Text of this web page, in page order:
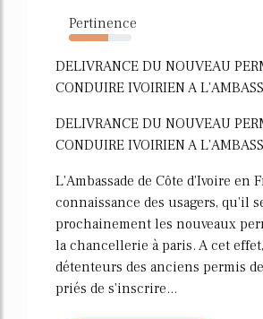
Pertinence
63%
DELIVRANCE DU NOUVEAU
CONDUIRE IVOIRIEN A
DELIVRANCE DU NOUVEAU
CONDUIRE IVOIRIEN A
L'Ambassade de Côte d'Ivoire en
connaissance des usagers, qu'il
prochainement les nouveaux
la chancellerie à paris. A cet
détenteurs des anciens permis
priés de s'inscrire...